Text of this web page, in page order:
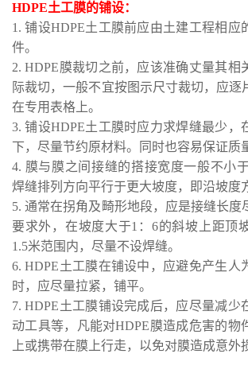
HDPE土工膜的铺设：
1. 铺设HDPE土工膜前应由土建工程相应
件。
2. HDPE膜裁切之前，应该准确丈量其相
际裁切，一般不宜按图示尺寸裁切，应逐
在专用表格上。
3. 铺设HDPE土工膜时应力求焊缝最少，
下，尽量节约原材料。同时也容易保证质
4. 膜与膜之间接缝的搭接宽度一般不小
焊缝排列方向平行于更大坡度，即沿坡度
5. 通常在拐角及畸形地段，应是接缝长度
要求外，在坡度大于1：6的斜坡上距顶
1.5米范围内，尽量不设焊缝。
6. HDPE土工膜在铺设中，应避免产生人
时，应尽量拉紧，铺平。
7. HDPE土工膜铺设完成后，应尽量减少
动工具等，凡能对HDPE膜造成危害的物
上或携带在膜上行走，以免对膜造成意外